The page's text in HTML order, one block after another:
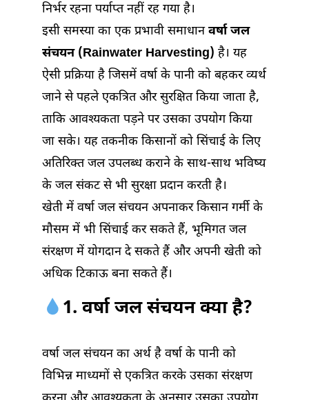
निर्भर रहना पर्याप्त नहीं रह गया है।
इसी समस्या का एक प्रभावी समाधानवर्षा जल
संचयन (Rainwater Harvesting) है। यह
ऐसी प्रक्रिया है जिसमें वर्षा के पानी को बहकर व्यर्थ
जाने से पहले एकत्रित और सुरक्षित किया जाता है,
ताकि आवश्यकता पड़ने पर उसका उपयोग किया
जा सके। यह तकनीक किसानों को सिंचाई के लिए
अतिरिक्त जल उपलब्ध कराने के साथ-साथ भविष्य
के जल संकट से भी सुरक्षा प्रदान करती है।
खेती में वर्षा जल संचयन अपनाकर किसान गर्मी के
मौसम में भी सिंचाई कर सकते हैं, भूमिगत जल
संरक्षण में योगदान दे सकते हैं और अपनी खेती को
अधिक टिकाऊ बना सकते हैं।
1. वर्षा जल संचयन क्या है?
वर्षा जल संचयन का अर्थ है वर्षा के पानी को
विभिन्न माध्यमों से एकत्रित करके उसका संरक्षण